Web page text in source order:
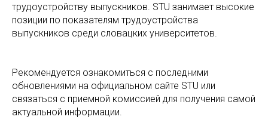
трудоустройству выпускников. STU занимает высокие
позиции по показателям трудоустройства
выпускников среди словацких университетов.
Рекомендуется ознакомиться с последними
обновлениями на официальном сайте STU или
связаться с приемной комиссией для получения самой
актуальной информации.